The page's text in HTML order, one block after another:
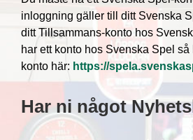
inloggning gäller till ditt Svenska
ditt Tillsammans-konto hos
har ett konto hos Svenska Spel
konto här: https://
Har ni något